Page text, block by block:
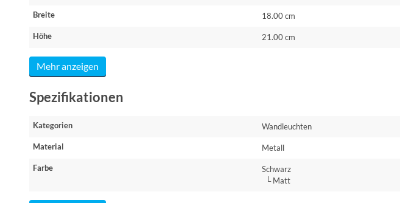
Breite 18.00 cm
Höhe 21.00 cm
Mehr anzeigen
Spezifikationen
Kategorien Wandleuchten
Material Metall
Farbe
Schwarz
└ Matt